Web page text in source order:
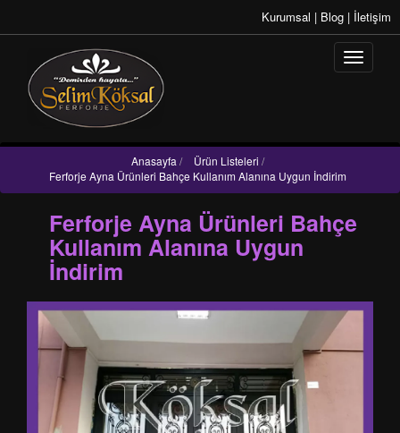
Kurumsal | Blog | İletişim
Anasayfa / Ürün Listeleri /
Ferforje Ayna Ürünleri Bahçe Kullanım Alanına Uygun İndirim
Ferforje Ayna Ürünleri Bahçe
Kullanım Alanına Uygun
İndirim